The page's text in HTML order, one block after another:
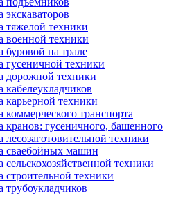
экскаваторов
тяжелой техники
военной техники
буровой на трале
гусеничной техники
дорожной техники
кабелеукладчиков
карьерной техники
коммерческого транспорта
кранов: гусеничного, башенного
лесозаготовительной техники
сваебойных машин
сельскохозяйственной техники
строительной техники
трубоукладчиков